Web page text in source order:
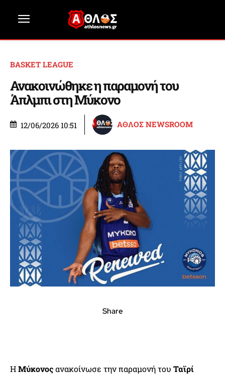
BASKET LEAGUE
Ανακοινώθηκε η παραμονή του
Άπλμπι στη Μύκονο
12/06/2026 10:51 ΑΘΛΟΣ NEWSROOM
Share
ΗΜύκονοςανακοίνωσε την παραμονή του Ταϊρί